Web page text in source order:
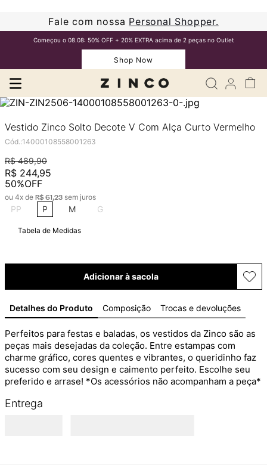
Fale com nossa Personal Shopper.
Começou o 08.08: 50% OFF + 20% EXTRA acima de 2 peças no Outlet
Shop Now
Vestido Zinco Solto Decote V Com Alça Curto Vermelho
Cód.:14000108558001263
R$ 489,90
R$ 244,95
50%OFF
ou 4x de R$ 61 ,23 sem juros
PP P M G
Tabela de Medidas
Adicionar à sacola
Detalhes do Produto Composição Trocas e devoluções
Perfeitos para festas e baladas, os vestidos da Zinco são as
peças mais desejadas da coleção. Entre estampas com
charme gráfico, cores quentes e vibrantes, o queridinho faz
sucesso com seu design e caimento perfeito. Escolhe seu
preferido e arrase! *Os acessórios não acompanham a peça*
Entrega